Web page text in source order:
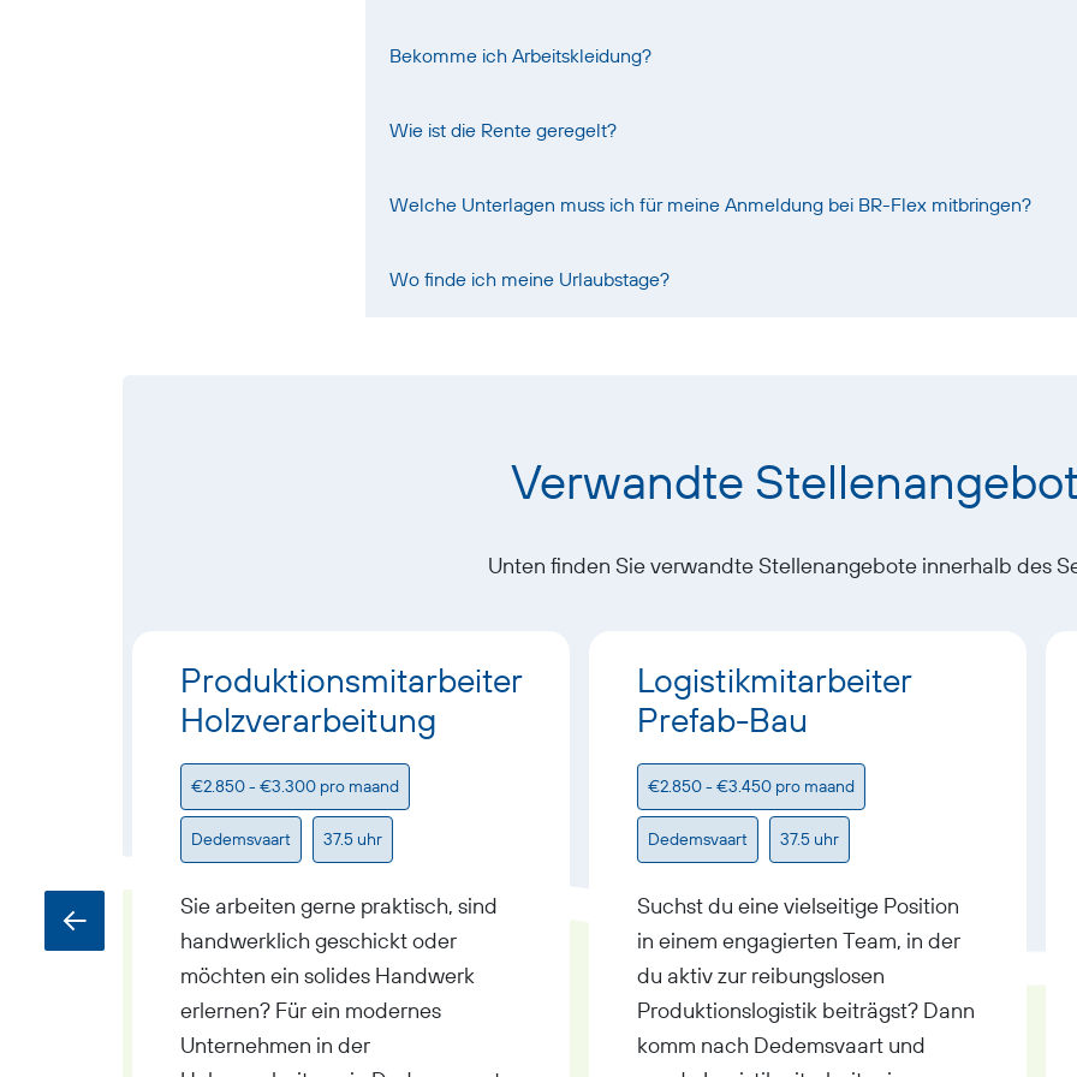
Bekomme ich Arbeitskleidung?
Wie ist die Rente geregelt?
Welche Unterlagen muss ich für meine Anmeldung bei BR-Flex mitbringen?
Wo finde ich meine Urlaubstage?
Verwandte
Unten finden Sie verwandte Stellenangebote innerhalb des
Logistikmitarbeiter
Prefab-Bau
€2.850 - €3.450 pro maand
Dedemsvaart 37.5 uhr
Suchst du eine vielseitige Position
in einem engagierten Team, in der
du aktiv zur reibungslosen
Produktionslogistik beiträgst? Dann
komm nach Dedemsvaart und
Produktionsmitarbeiter
Holzverarbeitung
€2.850 - €3.300 pro maand
Dedemsvaart 37.5 uhr
Sie arbeiten gerne praktisch, sind
handwerklich geschickt oder
möchten ein solides Handwerk
erlernen? Für ein modernes
Unternehmen in der